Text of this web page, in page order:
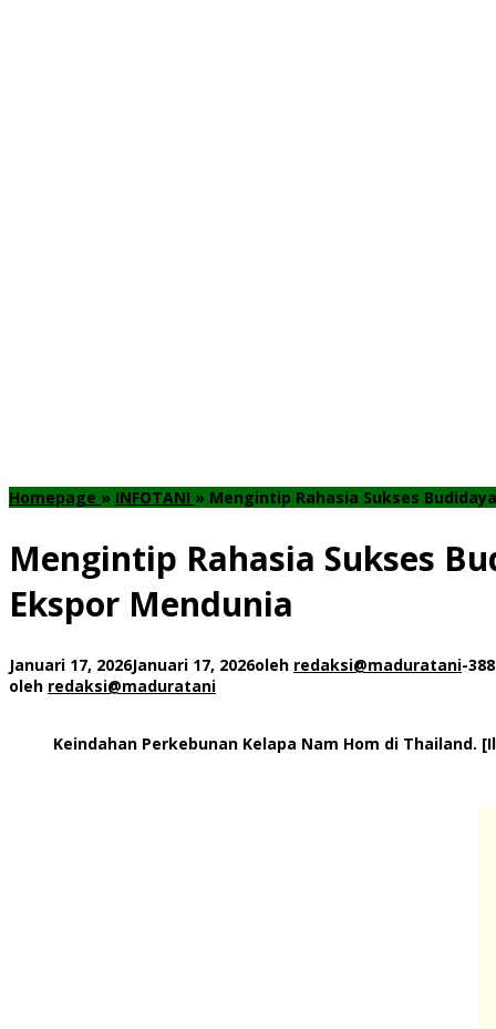
Homepage » INFOTANI » Mengintip Rahasia Sukses
Mengintip Rahasia Sukses
Ekspor Mendunia
Januari 17, 2026Januari 17, 2026oleh redaksi@maduratani-
oleh redaksi@maduratani
Keindahan Perkebunan Kelapa Nam Hom di Thailand.